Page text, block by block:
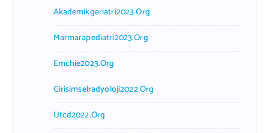
Akademikgeriatri2023.org
Marmarapediatri2023.org
Emchie2023.org
Girisimselradyoloji2022.org
Utcd2022.org